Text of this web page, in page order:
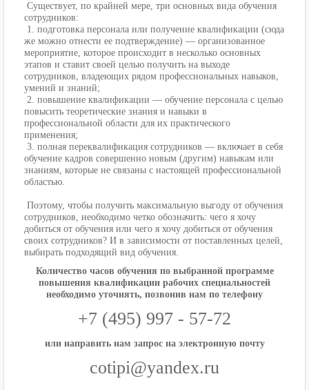
Существует, по крайней мере, три основных вида обучения
сотрудников:
1. подготовка персонала или получение квалификации (сюда
же можно отнести ее подтверждение) — организованное
мероприятие, которое происходит в несколько основных
этапов и ставит своей целью получить на выходе
сотрудников, владеющих рядом профессиональных навыков,
умений и знаний;
2. повышение квалификации — обучение персонала с целью
повысить теоретические знания и навыки в
профессиональной области для их практического
применения;
3. полная переквалификация сотрудников — включает в себя
обучение кадров совершенно новым (другим) навыкам или
знаниям, которые не связаны с настоящей профессиональной
областью.
Поэтому, чтобы получить максимальную выгоду от обучения
сотрудников, необходимо четко обозначить: чего я хочу
добиться от обучения или чего я хочу добиться от обучения
своих сотрудников? И в зависимости от поставленных целей,
выбирать подходящий вид обучения.
Количество часов обучения по выбранной программе
повышения квалификации рабочих специальностей
необходимо уточнять, позвонив нам по телефону
+7 (495) 997 - 57-72
или направить нам запрос на электронную почту
cotipi@yandex.ru